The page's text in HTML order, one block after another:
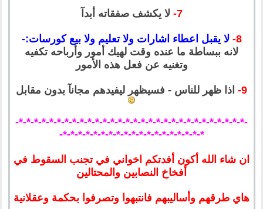
7- لا يكشف صفقاته أبدآ
8- لا يقبل اعطاء اشارات ولا تعليم ولا بيع كورسات:-
لانه ببساطة ما عنده وقت لهيك أمور وأرباحه تكفيه
وتغنيه عن فعل هذه الأمور
9- اذا ظهر للناس - فسيظهر ليفيدهم مجانآ بدون مقابل
-*-*-*-*-*-*-*-*-*-*-*-*-*-*-*-*-*-*-*-*-*-*-*-*-*-*-*-*-*-*-
*-*-*-*-*-*-*-*-*-*-*-*-*-*-*-*-*-*-*-
ان شاء الله أكون أفدتكم اخواني في تجنب السقوط في
أفخاخ النصابين والمحتالين
هاي طرقهم وأساليبهم فانتبهوا وتصرفوا بحكمة وعقلانية